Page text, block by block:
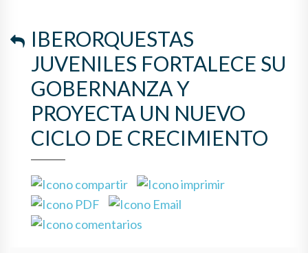
IBERORQUESTAS
JUVENILES FORTALECE SU
GOBERNANZA Y
PROYECTA UN NUEVO
CICLO DE CRECIMIENTO